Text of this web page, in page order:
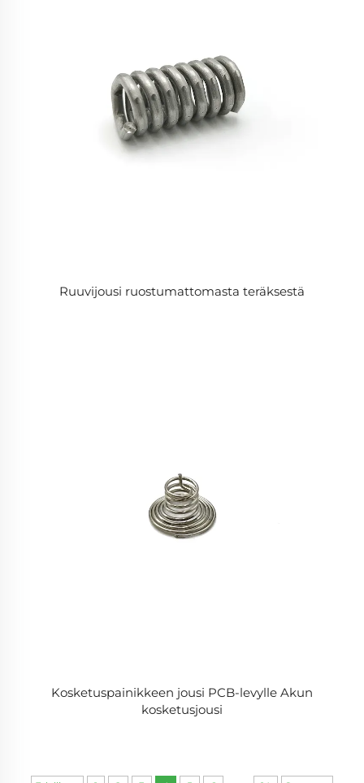
Ruuvijousi ruostumattomasta teräksestä
Kosketuspainikkeen jousi PCB-levylle Akun
kosketusjousi